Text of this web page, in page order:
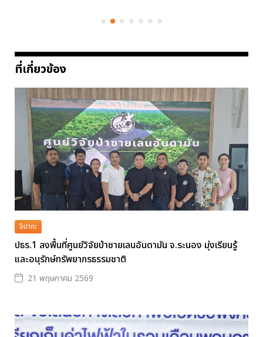
ที่เกี่ยวข้อง
จิปาถะ
ปธร.1 ลงพื้นที่ศูนย์วิจัยป่าชายเลนอันดามัน จ.ระนอง มุ่งเรียนรู้
และอนุรักษ์ทรัพยากรธรรมชาติ
21 พฤษภาคม 2569